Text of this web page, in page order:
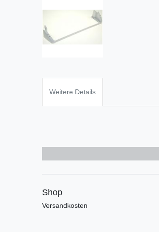
Weitere Details
Shop
Versandkosten